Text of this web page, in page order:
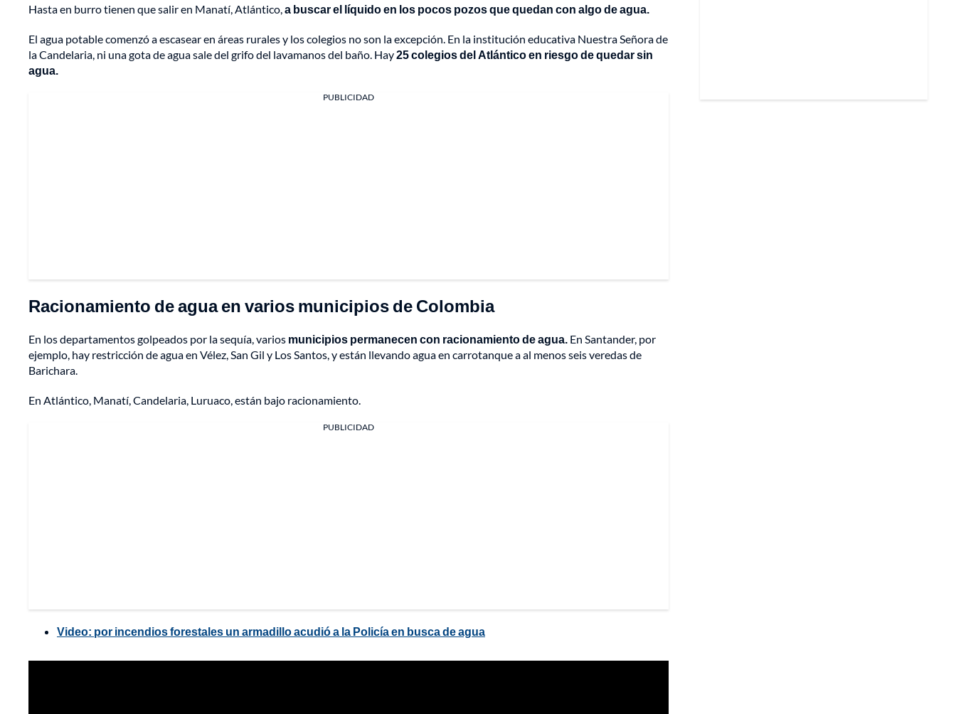
Hasta en burro tienen que salir en Manatí, Atlántico,a buscar el líquido en los pocos pozos que quedan con algo de agua.
El agua potable comenzó a escasear en áreas rurales y los colegios no son la excepción. En la institución educativa Nuestra Señora de
la Candelaria, ni una gota de agua sale del grifo del lavamanos del baño. Hay25 colegios del Atlántico en riesgo de quedar sin
agua.
PUBLICIDAD
Racionamiento de agua en varios municipios de Colombia
En los departamentos golpeados por la sequía, varios municipios permanecen con racionamiento de agua. En Santander, por
ejemplo, hay restricción de agua en Vélez, San Gil y Los Santos, y están llevando agua en carrotanque a al menos seis veredas de
Barichara.
En Atlántico, Manatí, Candelaria, Luruaco, están bajo racionamiento.
PUBLICIDAD
Video: por incendios forestales un armadillo acudió a la Policía en busca de agua